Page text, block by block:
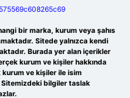
bir marka, kurum veya şahıs
Sitede yalnızca kendi
Burada yer alan içerikler
kurum ve kişiler hakkında
kurum ve kişiler ile isim
bilgiler taslak